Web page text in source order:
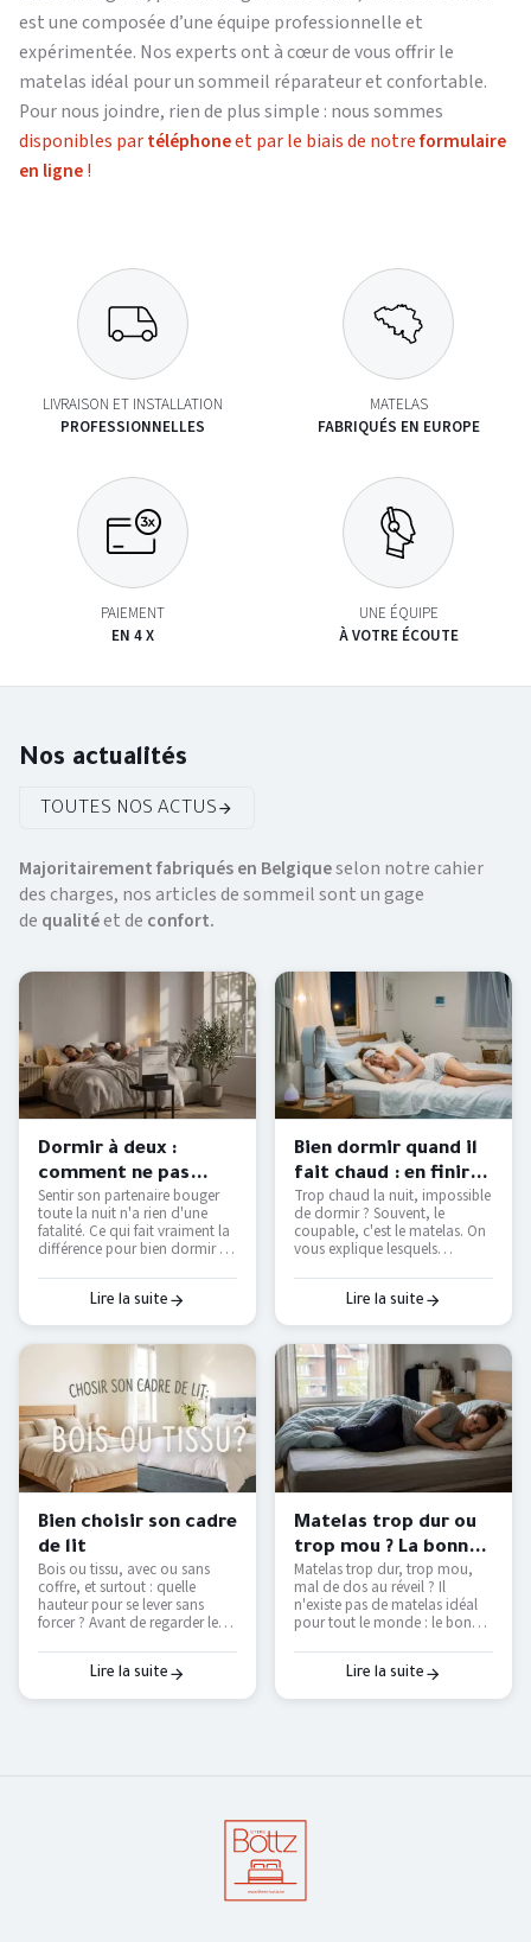
est une composée d’une équipe professionnelle et
expérimentée. Nos experts ont à cœur de vous offrir le
matelas idéal pour un sommeil réparateur et confortable.
Pour nous joindre, rien de plus simple : nous sommes
disponibles partéléphoneet par le biais de notreformulaire
en ligne!
LIVRAISON ET INSTALLATION
PROFESSIONNELLES
MATELAS
FABRIQUÉS EN EUROPE
PAIEMENT
EN 4 X
UNE ÉQUIPE
À VOTRE ÉCOUTE
Nos actualités
TOUTES NOS ACTUS
Majoritairement fabriqués en Belgiqueselon notre cahier
des charges, nos articles de sommeil sont un gage
de qualitéet de confort.
Dormir à deux :
comment ne pas
déranger son
partenaire ?
Sentir son partenaire bouger
toute la nuit n'a rien d'une
fatalité. Ce qui fait vraiment la
différence pour bien dormir à
avant d'acheter.
Lire la suite
Bien dormir quand il
fait chaud : en finir
avec les nuits moites
— Literie Bottz Liège
Trop chaud la nuit, impossible
de dormir ? Souvent, le
coupable, c'est le matelas. On
vous explique lesquels
vraiment, et comment
retrouver des nuits fraîches
sans tout remplacer.
Lire la suite
Bien choisir son cadre
de lit
Bois ou tissu, avec ou sans
coffre, et surtout : quelle
hauteur pour se lever sans
forcer ? Avant de regarder les
questions à se poser pour
choisir un cadre de lit qui dure
et qui vous facilite le
Lire la suite
Matelas trop dur ou
trop mou ? La bonne
fermeté selon votre
morphologie
Matelas trop dur, trop mou,
mal de dos au réveil ? Il
n'existe pas de matelas idéal
pour tout le monde : le bon
sommeil et de votre
corpulence. On vous explique
comment trouver le vôtre — et
Lire la suite